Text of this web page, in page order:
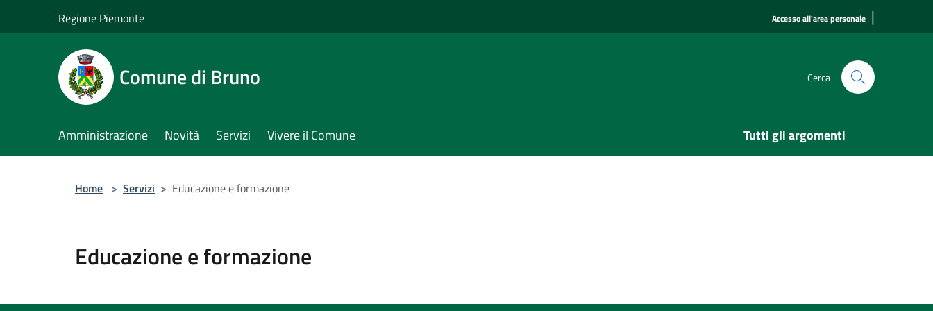
Regione Piemonte Accesso all'area personale |
Comune di Bruno Cerca
Amministrazione Novità Servizi Vivere il Comune Tutti gli argomenti
Home > Servizi > Educazione e formazione
Educazione e formazione